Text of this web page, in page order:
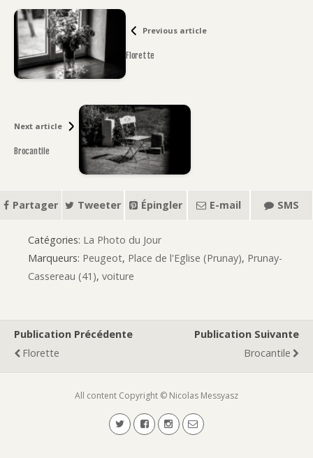
Previous article
Florette
Next article
Brocantile
Partager Tweeter Épingler E-mail SMS
Catégories: La Photo du Jour
Marqueurs: Peugeot, Place de l'Eglise (Prunay), Prunay-
Cassereau (41), voiture
Publication Précédente
Florette
Publication Suivante
Brocantile
All content Copyright © Nicolas Messyasz